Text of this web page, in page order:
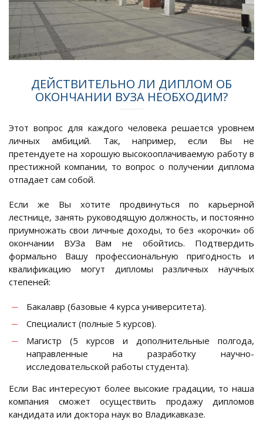
ДЕЙСТВИТЕЛЬНО ЛИ ДИПЛОМ ОБ
ОКОНЧАНИИ ВУЗА НЕОБХОДИМ?
Этот вопрос для каждого человека решается уровнем
личных амбиций. Так, например, если Вы не
претендуете на хорошую высокооплачиваемую работу в
престижной компании, то вопрос о получении диплома
отпадает сам собой.
Если же Вы хотите продвинуться по карьерной
лестнице, занять руководящую должность, и постоянно
приумножать свои личные доходы, то без «корочки» об
окончании ВУЗа Вам не обойтись. Подтвердить
формально Вашу профессиональную пригодность и
квалификацию могут дипломы различных научных
степеней:
Бакалавр (базовые 4 курса университета).
Специалист (полные 5 курсов).
Магистр (5 курсов и дополнительные полгода,
направленные на разработку научно-
исследовательской работы студента).
Если Вас интересуют более высокие градации, то наша
компания сможет осуществить продажу дипломов
кандидата или доктора наук во Владикавказе.